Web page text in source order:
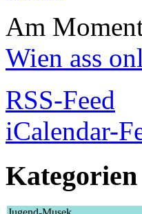
Am
Wien ass
RSS-Feed
iCalendar-
Kategorien